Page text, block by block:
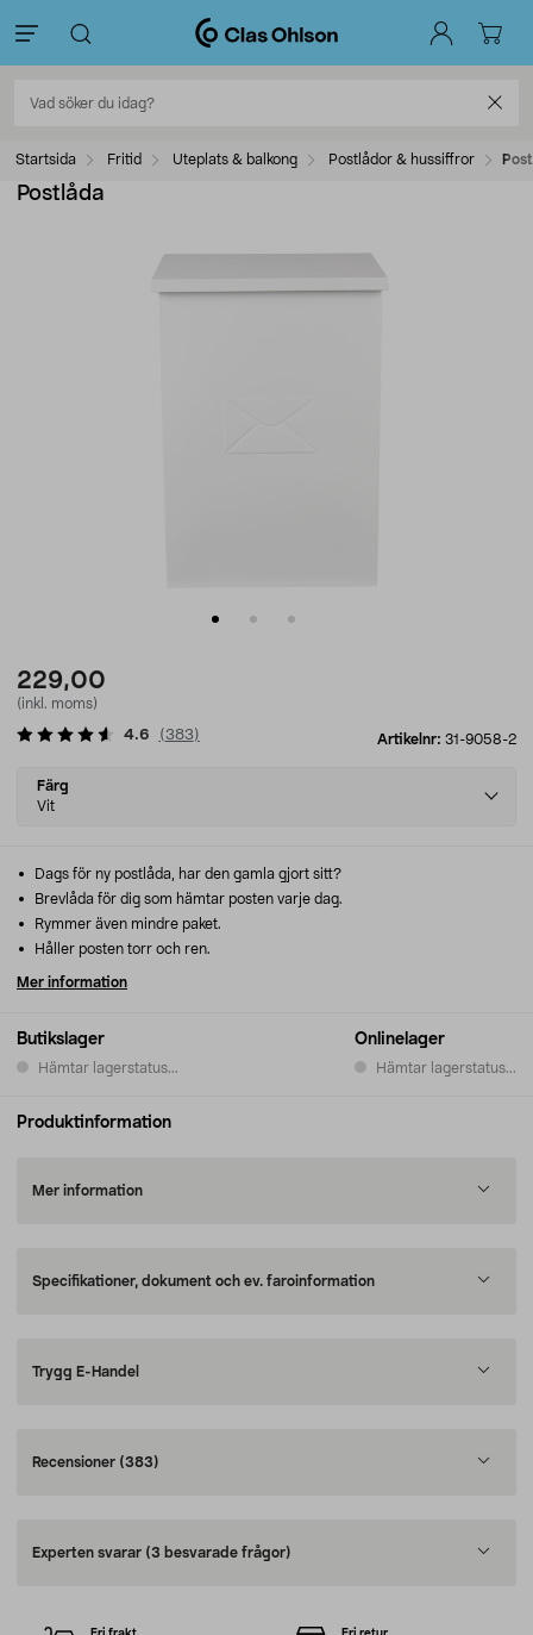
Startsida Fritid Uteplats & balkong Postlådor & hussiffror
Postlåda
229,00
(inkl. moms)
Artikelnr: 31-9058-2
4.6 (383)
Select
variant
Färg
Vit
Butikslager
Hämtar lagerstatus...
Onlinelager
Hämtar lagerstatus...
Dags för ny postlåda, har den gamla gjort sitt?
Brevlåda för dig som hämtar posten varje dag.
Rymmer även mindre paket.
Håller posten torr och ren.
Mer information
Produktinformation
Mer information
Specifikationer, dokument och ev. faroinformation
Trygg E-Handel
Recensioner (383)
Experten svarar (3 besvarade frågor)